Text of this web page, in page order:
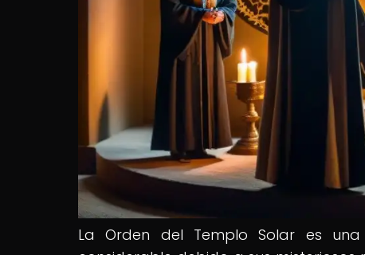
La Orden del Templo Solar es